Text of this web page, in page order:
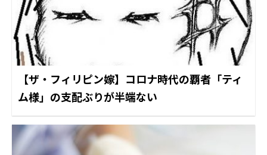
【ザ・フィリピン嫁】コロナ時代の覇者「ティ
ム様」の支配ぶりが半端ない